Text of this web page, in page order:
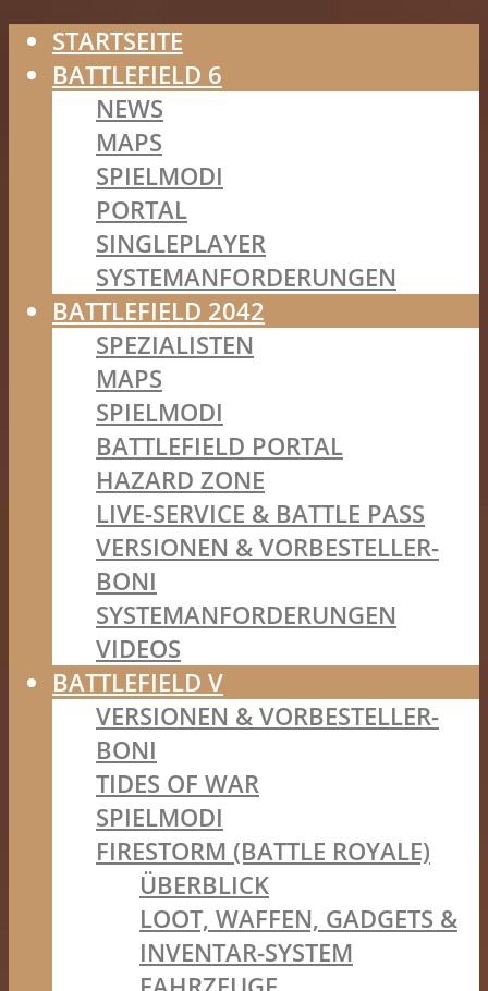
STARTSEITE
BATTLEFIELD 6
NEWS
MAPS
SPIELMODI
PORTAL
SINGLEPLAYER
SYSTEMANFORDERUNGEN
BATTLEFIELD 2042
SPEZIALISTEN
MAPS
SPIELMODI
BATTLEFIELD PORTAL
HAZARD ZONE
LIVE-SERVICE & BATTLE PASS
VERSIONEN & VORBESTELLER-
BONI
SYSTEMANFORDERUNGEN
VIDEOS
BATTLEFIELD V
VERSIONEN & VORBESTELLER-
BONI
TIDES OF WAR
SPIELMODI
FIRESTORM (BATTLE ROYALE)
ÜBERBLICK
LOOT, WAFFEN, GADGETS &
INVENTAR-SYSTEM